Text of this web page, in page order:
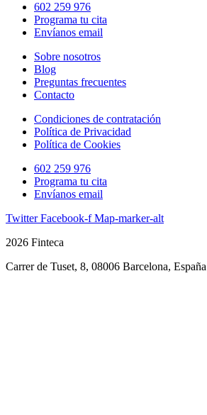
602 259 976
Programa tu cita
Envíanos email
Sobre nosotros
Blog
Preguntas frecuentes
Contacto
Condiciones de contratación
Política de Privacidad
Política de Cookies
602 259 976
Programa tu cita
Envíanos email
Twitter Facebook-f Map-marker-alt
2026 Finteca
Carrer de Tuset, 8, 08006 Barcelona, España